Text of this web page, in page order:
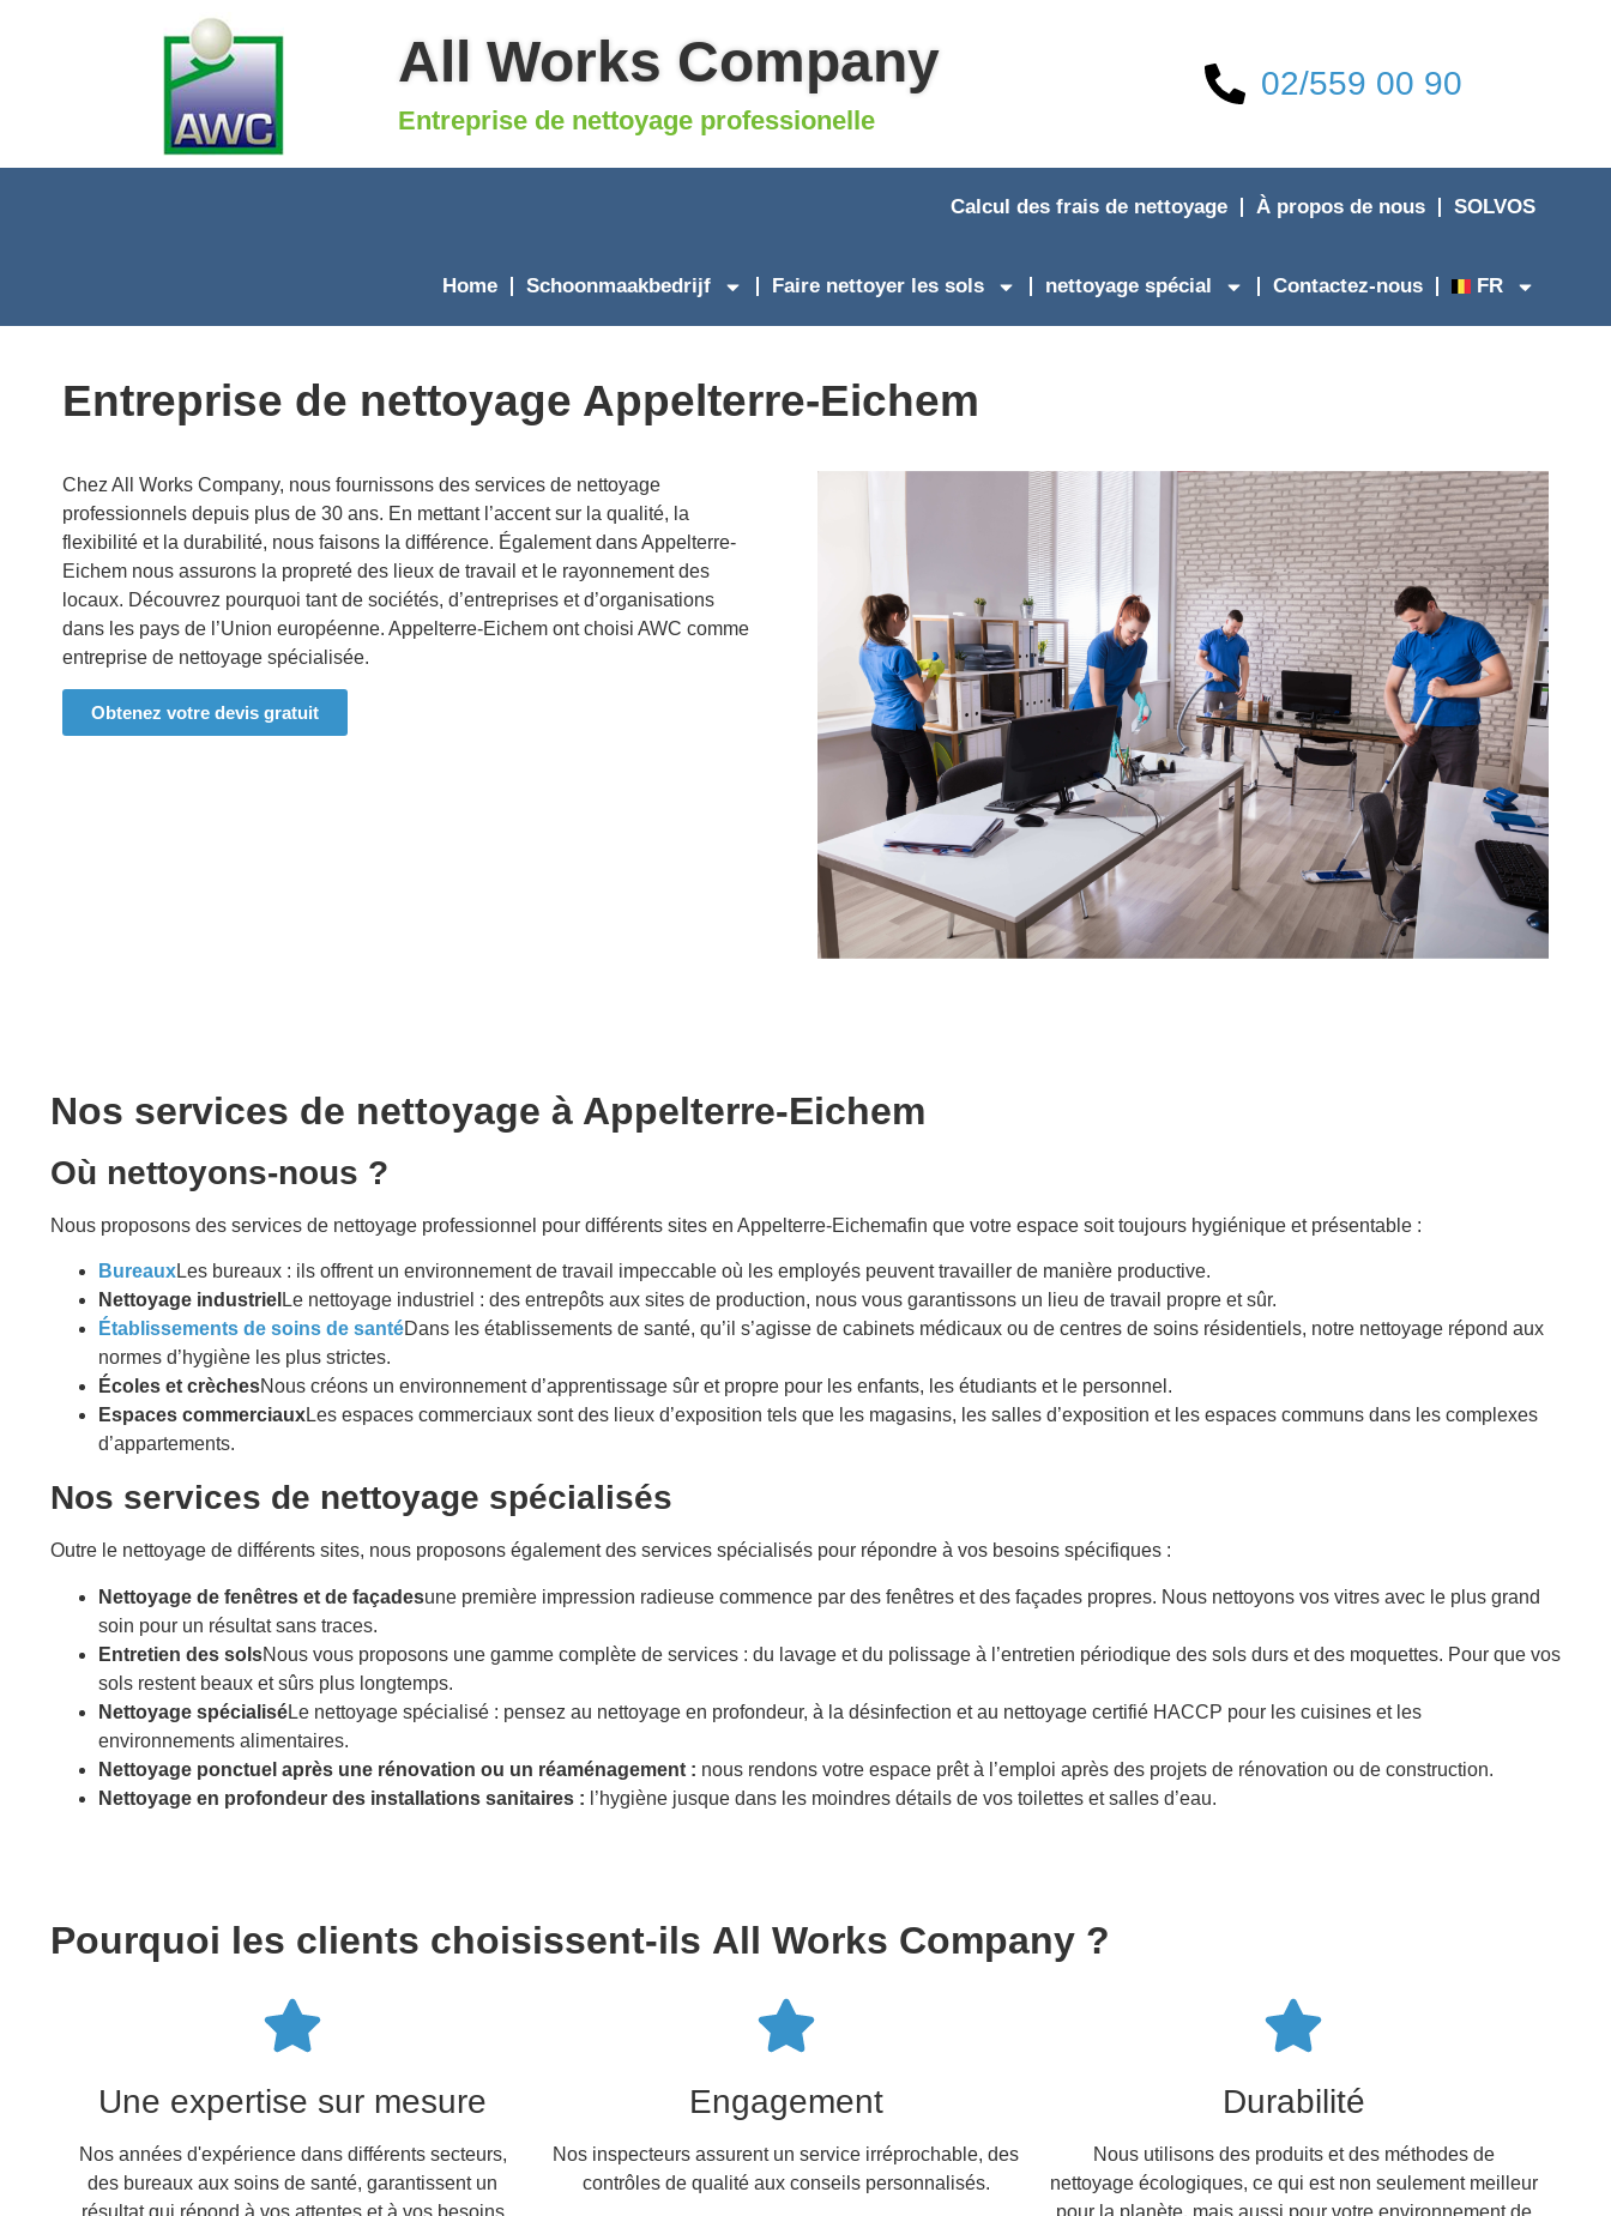
All Works Company
Entreprise de nettoyage professionelle
02/559 00 90
Calcul des frais de nettoyage À propos de nous SOLVOS
Home Schoonmaakbedrijf Faire nettoyer les sols nettoyage spécial Contactez-nous FR
Entreprise de nettoyage Appelterre-Eichem
Chez All Works Company, nous fournissons des services de nettoyage
professionnels depuis plus de 30 ans. En mettant l’accent sur la qualité, la
flexibilité et la durabilité, nous faisons la différence. Également dansAppelterre-
Eichem nous assurons la propreté des lieux de travail et le rayonnement des
locaux. Découvrez pourquoi tant de sociétés, d’entreprises et d’organisations
dans les pays de l’Union européenne. Appelterre-Eichem ont choisi AWC comme
entreprise de nettoyage spécialisée.
Obtenez votre devis gratuit
Nos services de nettoyage à Appelterre-Eichem
Où nettoyons-nous ?
Nous proposons des services de nettoyage professionnel pour différents sites en Appelterre-Eichemafin que votre espace soit toujours hygiénique et présentable :
BureauxLes bureaux : ils offrent un environnement de travail impeccable où les employés peuvent travailler de manière productive.
Nettoyage industriel Le nettoyage industriel : des entrepôts aux sites de production, nous vous garantissons un lieu de travail propre et sûr.
Établissements de soins de santéDans les établissements de santé, qu’il s’agisse de cabinets médicaux ou de centres de soins résidentiels, notre nettoyage répond aux
normes d’hygiène les plus strictes.
Écoles et crèchesNous créons un environnement d’apprentissage sûr et propre pour les enfants, les étudiants et le personnel.
Espaces commerciauxLes espaces commerciaux sont des lieux d’exposition tels que les magasins, les salles d’exposition et les espaces communs dans les complexes
d’appartements.
Nos services de nettoyage spécialisés
Outre le nettoyage de différents sites, nous proposons également des services spécialisés pour répondre à vos besoins spécifiques :
Nettoyage de fenêtres et de façadesune première impression radieuse commence par des fenêtres et des façades propres. Nous nettoyons vos vitres avec le plus grand
soin pour un résultat sans traces.
Entretien des solsNous vous proposons une gamme complète de services : du lavage et du polissage à l’entretien périodique des sols durs et des moquettes. Pour que vos
sols restent beaux et sûrs plus longtemps.
Nettoyage spécialiséLe nettoyage spécialisé : pensez au nettoyage en profondeur, à la désinfection et au nettoyage certifié HACCP pour les cuisines et les
environnements alimentaires.
Nettoyage ponctuel après une rénovation ou un réaménagement : nous rendons votre espace prêt à l’emploi après des projets de rénovation ou de construction.
Nettoyage en profondeur des installations sanitaires : l’hygiène jusque dans les moindres détails de vos toilettes et salles d’eau.
Pourquoi les clients choisissent-ils All Works Company ?
Une expertise sur mesure
Nos années d'expérience dans différents secteurs,
des bureaux aux soins de santé, garantissent un
résultat qui répond à vos attentes et à vos besoins
Engagement
Nos inspecteurs assurent un service irréprochable, des
contrôles de qualité aux conseils personnalisés.
Durabilité
Nous utilisons des produits et des méthodes de
nettoyage écologiques, ce qui est non seulement meilleur
pour la planète, mais aussi pour votre environnement de